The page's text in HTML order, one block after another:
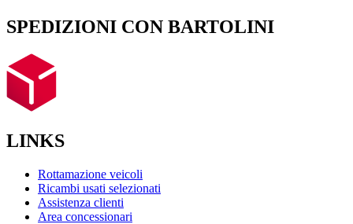
SPEDIZIONI CON BARTOLINI
LINKS
Rottamazione veicoli
Ricambi usati selezionati
Assistenza clienti
Area concessionari